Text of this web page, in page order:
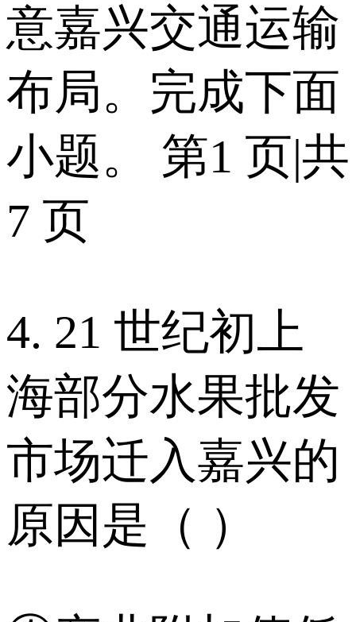
意嘉兴交通运输
布局。完成下面
小题。 第1 页|共
7 页
4. 21 世纪初上
海部分水果批发
市场迁入嘉兴的
原因是（ ）